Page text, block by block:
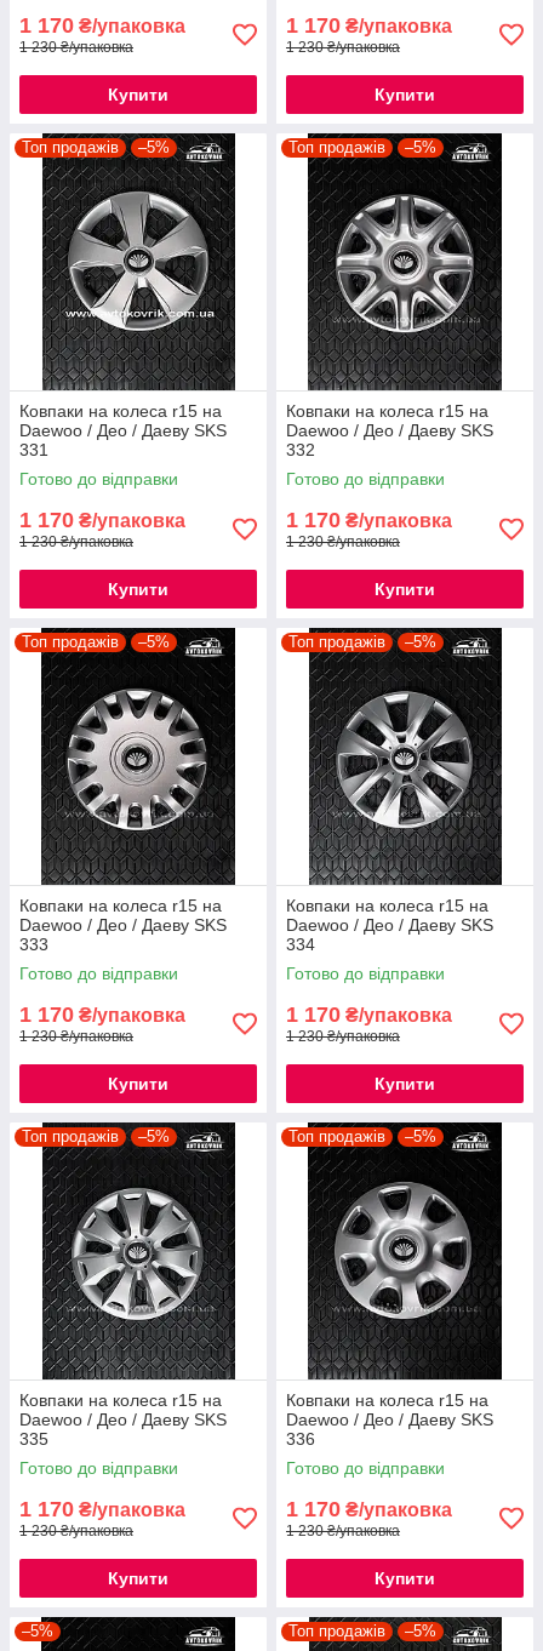
1 170 ₴/упаковка
1 230 ₴/упаковка
Купити
1 170 ₴/упаковка
1 230 ₴/упаковка
Купити
Топ продажів –5%
Ковпаки на колеса r15 на
Daewoo / Део / Даеву SKS
331
Готово до відправки
1 170 ₴/упаковка
1 230 ₴/упаковка
Купити
Топ продажів –5%
Ковпаки на колеса r15 на
Daewoo / Део / Даеву SKS
332
Готово до відправки
1 170 ₴/упаковка
1 230 ₴/упаковка
Купити
Топ продажів –5%
Ковпаки на колеса r15 на
Daewoo / Део / Даеву SKS
333
Готово до відправки
1 170 ₴/упаковка
1 230 ₴/упаковка
Купити
Топ продажів –5%
Ковпаки на колеса r15 на
Daewoo / Део / Даеву SKS
334
Готово до відправки
1 170 ₴/упаковка
1 230 ₴/упаковка
Купити
Топ продажів –5%
Ковпаки на колеса r15 на
Daewoo / Део / Даеву SKS
335
Готово до відправки
1 170 ₴/упаковка
1 230 ₴/упаковка
Купити
Топ продажів –5%
Ковпаки на колеса r15 на
Daewoo / Део / Даеву SKS
336
Готово до відправки
1 170 ₴/упаковка
1 230 ₴/упаковка
Купити
–5% Топ продажів –5%